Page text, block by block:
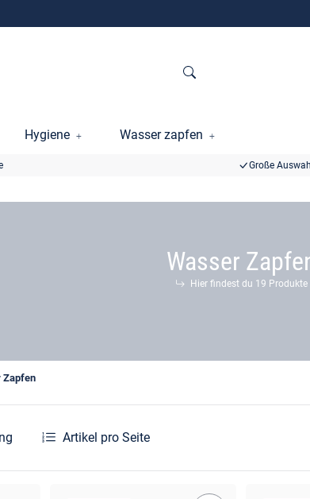
Hygiene Wasser zapfen
Große Auswahl
Wasser
Hier findest du 19 Produkte
Zapfen
Artikel pro Seite